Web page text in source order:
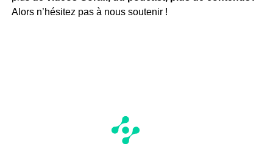
Alors n’hésitez pas à nous soutenir !